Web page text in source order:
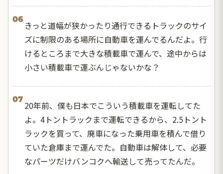
06
きっと道幅が狭かったり通行できるトラックのサイ
ズに制限のある場所に自動車を運んでるんだよ。行
けるところまで大きな積載車で運んで、途中からは
小さい積載車で運ぶんじゃないかな？
07
20年前、僕も日本でこういう積載車を運転してた
よ。4トントラックまで運転できるから、2.5トント
ラックを買って、廃車になった乗用車を積んで借り
ていた倉庫まで運んでた。自動車は解体して、必要
なパーツだけバンコクへ輸送して売ってたんだ。